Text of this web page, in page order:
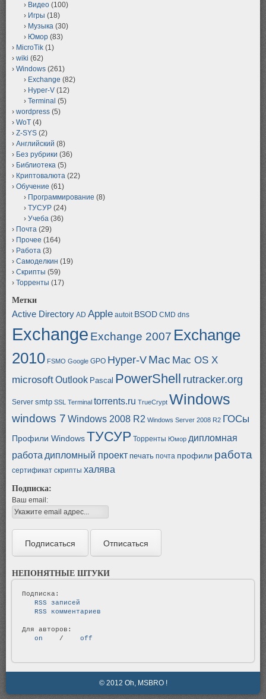
Видео (100)
Игры (18)
Музыка (30)
Юмор (83)
MicroTik (1)
wiki (62)
Windows (261)
Exchange (82)
Hyper-V (12)
Terminal (5)
wordpress (5)
WoT (4)
Z-SYS (2)
Английский (8)
Без рубрики (36)
Библиотека (5)
Криптовалюта (22)
Обучение (61)
Программирование (8)
ТУСУР (24)
Учеба (36)
Почта (29)
Прочее (164)
Работа (3)
Самоделкин (19)
Скрипты (59)
Торренты (17)
Метки
Active Directory AD Apple autoit BSOD CMD dns
Exchange Exchange 2007 Exchange
2010 FSMO Google GPO Hyper-V Mac Mac OS X
microsoftOutlook Pascal PowerShell rutracker.org
Server smtp SSL Terminal torrents.ru TrueCrypt Windows
windows 7 Windows 2008 R2 Windows Server 2008 R2 ГОСы
Профили WindowsТУСУР Торренты Юмор дипломная
работа дипломный проект печать почта профили работа
сертификат скрипты халява
Подписка:
Ваш email:
НЕПОНЯТНЫЕ ШТУКИ
   RSS записей
   RSS комментариев
   on
/
   off
© 2012 Oh, MSBRO !